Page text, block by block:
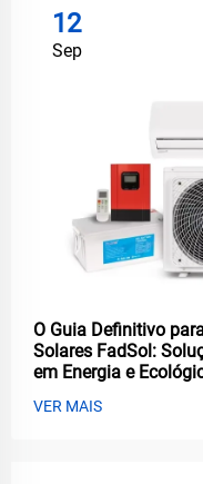
12
Sep
O Guia Definitivo
Solares FadSol:
em Energia e
VER MAIS